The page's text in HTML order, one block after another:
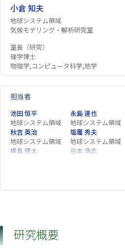
小倉 知夫
地球システム領域
気候モデリング・解析研究室
室長（研究）
理学博士
物理学,コンピュータ科学,地学
担当者
池田 恒平
地球システム領域
永島 達也
地球システム領域
秋吉 英治
地球システム領域
塩竈 秀夫
地球システム領域
横畠 徳太
谷本 浩志
ー
研究概要